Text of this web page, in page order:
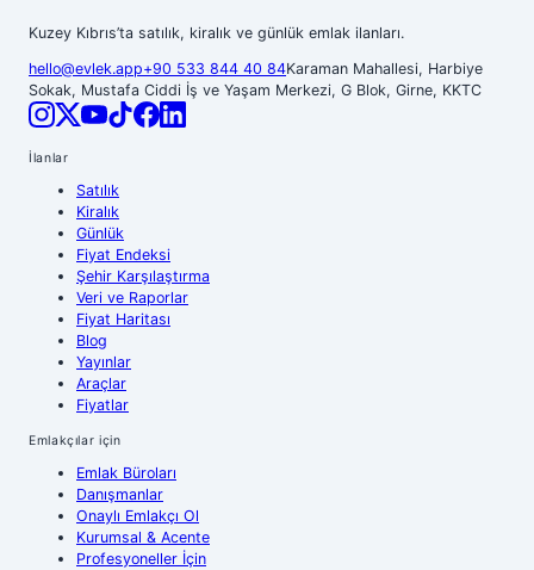
Kuzey Kıbrıs’ta satılık, kiralık ve günlük emlak ilanları.
hello@evlek.app+90 533 844 40 84Karaman Mahallesi, Harbiye
Sokak, Mustafa Ciddi İş ve Yaşam Merkezi, G Blok, Girne, KKTC
İlanlar
Satılık
Kiralık
Günlük
Fiyat Endeksi
Şehir Karşılaştırma
Veri ve Raporlar
Fiyat Haritası
Blog
Yayınlar
Araçlar
Fiyatlar
Emlakçılar için
Emlak Büroları
Danışmanlar
Onaylı Emlakçı Ol
Kurumsal & Acente
Profesyoneller İçin